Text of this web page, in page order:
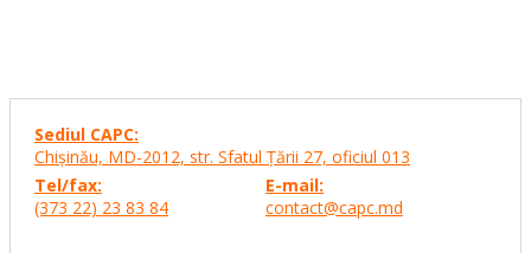
Sediul CAPC:
Chişinău, MD-2012, str. Sfatul Ţării 27, oficiul 013
Tel/fax:
(373 22) 23 83 84
E-mail:
contact@capc.md